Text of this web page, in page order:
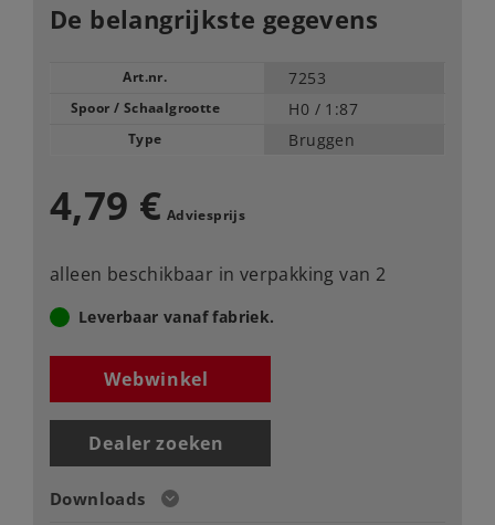
De belangrijkste gegevens
Art.nr. 7253
Spoor / Schaalgrootte H0 / 1:87
Type Bruggen
4,79 € Adviesprijs
alleen beschikbaar in verpakking van 2
Leverbaar vanaf fabriek.
Webwinkel
Dealer zoeken
Downloads